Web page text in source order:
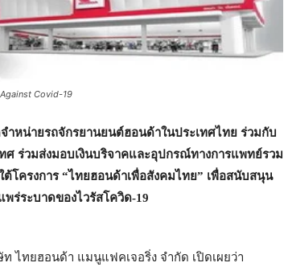
Covid-19
หน่ายรถจักรยานยนต์ฮอนด้าในประเทศไทย ร่วมกับ
ร่วมส่งมอบเงินบริจาคและอุปกรณ์ทางการแพทย์รวม
โครงการ “ไทยฮอนด้าเพื่อสังคมไทย” เพื่อสนับสนุน
ร่ระบาดของไวรัสโควิด-19
ไทยฮอนด้า แมนูแฟคเจอริ่ง จำกัด เปิดเผยว่า